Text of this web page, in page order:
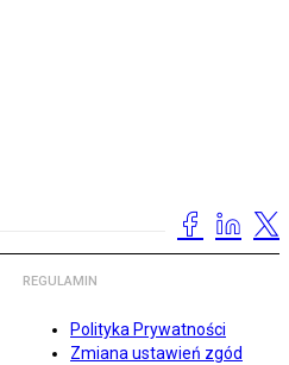
REGULAMIN
Polityka Prywatności
Zmiana ustawień zgód